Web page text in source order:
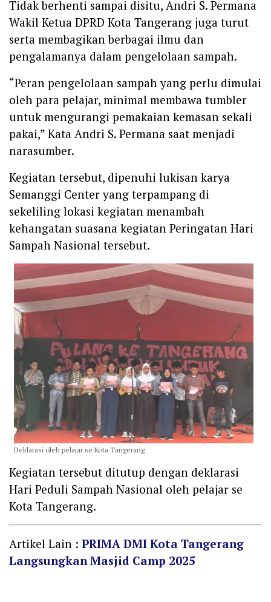
Tidak berhenti sampai disitu, Andri S. Permana
Wakil Ketua DPRD Kota Tangerang juga turut
serta membagikan berbagai ilmu dan
pengalamanya dalam pengelolaan sampah.
“Peran pengelolaan sampah yang perlu dimulai
oleh para pelajar, minimal membawa tumbler
untuk mengurangi pemakaian kemasan sekali
pakai,” Kata Andri S. Permana saat menjadi
narasumber.
Kegiatan tersebut, dipenuhi lukisan karya
Semanggi Center yang terpampang di
sekeliling lokasi kegiatan menambah
kehangatan suasana kegiatan Peringatan Hari
Sampah Nasional tersebut.
Deklarasi oleh pelajar se Kota Tangerang
Kegiatan tersebut ditutup dengan deklarasi
Hari Peduli Sampah Nasional oleh pelajar se
Kota Tangerang.
Artikel Lain : PRIMA DMI Kota Tangerang
Langsungkan Masjid Camp 2025